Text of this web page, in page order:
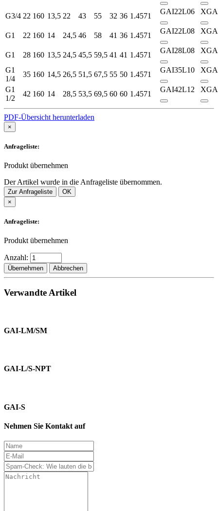
G3/4 22 160 13,5 22 43 55 32 36 1.4571
GAI22L06
G1 22 160 14 24,5 46 58 41 36 1.4571
GAI22L08
G1 28 160 13,5 24,5 45,5 59,5 41 41 1.4571
GAI28L08
G1
1/4
35 160 14,5 26,5 51,5 67,5 55 50 1.4571
GAI35L10
G1
1/2
42 160 14 28,5 53,5 69,5 60 60 1.4571
GAI42L12
PDF-Übersicht herunterladen
×
Anfrageliste:
Produkt übernehmen
Der Artikel wurde in die Anfrageliste übernommen.
Zur Anfrageliste
OK
×
Anfrageliste:
Produkt übernehmen
Anzahl:
Übernehmen Abbrechen
Verwandte Artikel
GAI-LM/SM
GAI-L/S-NPT
GAI-S
Nehmen Sie Kontakt auf